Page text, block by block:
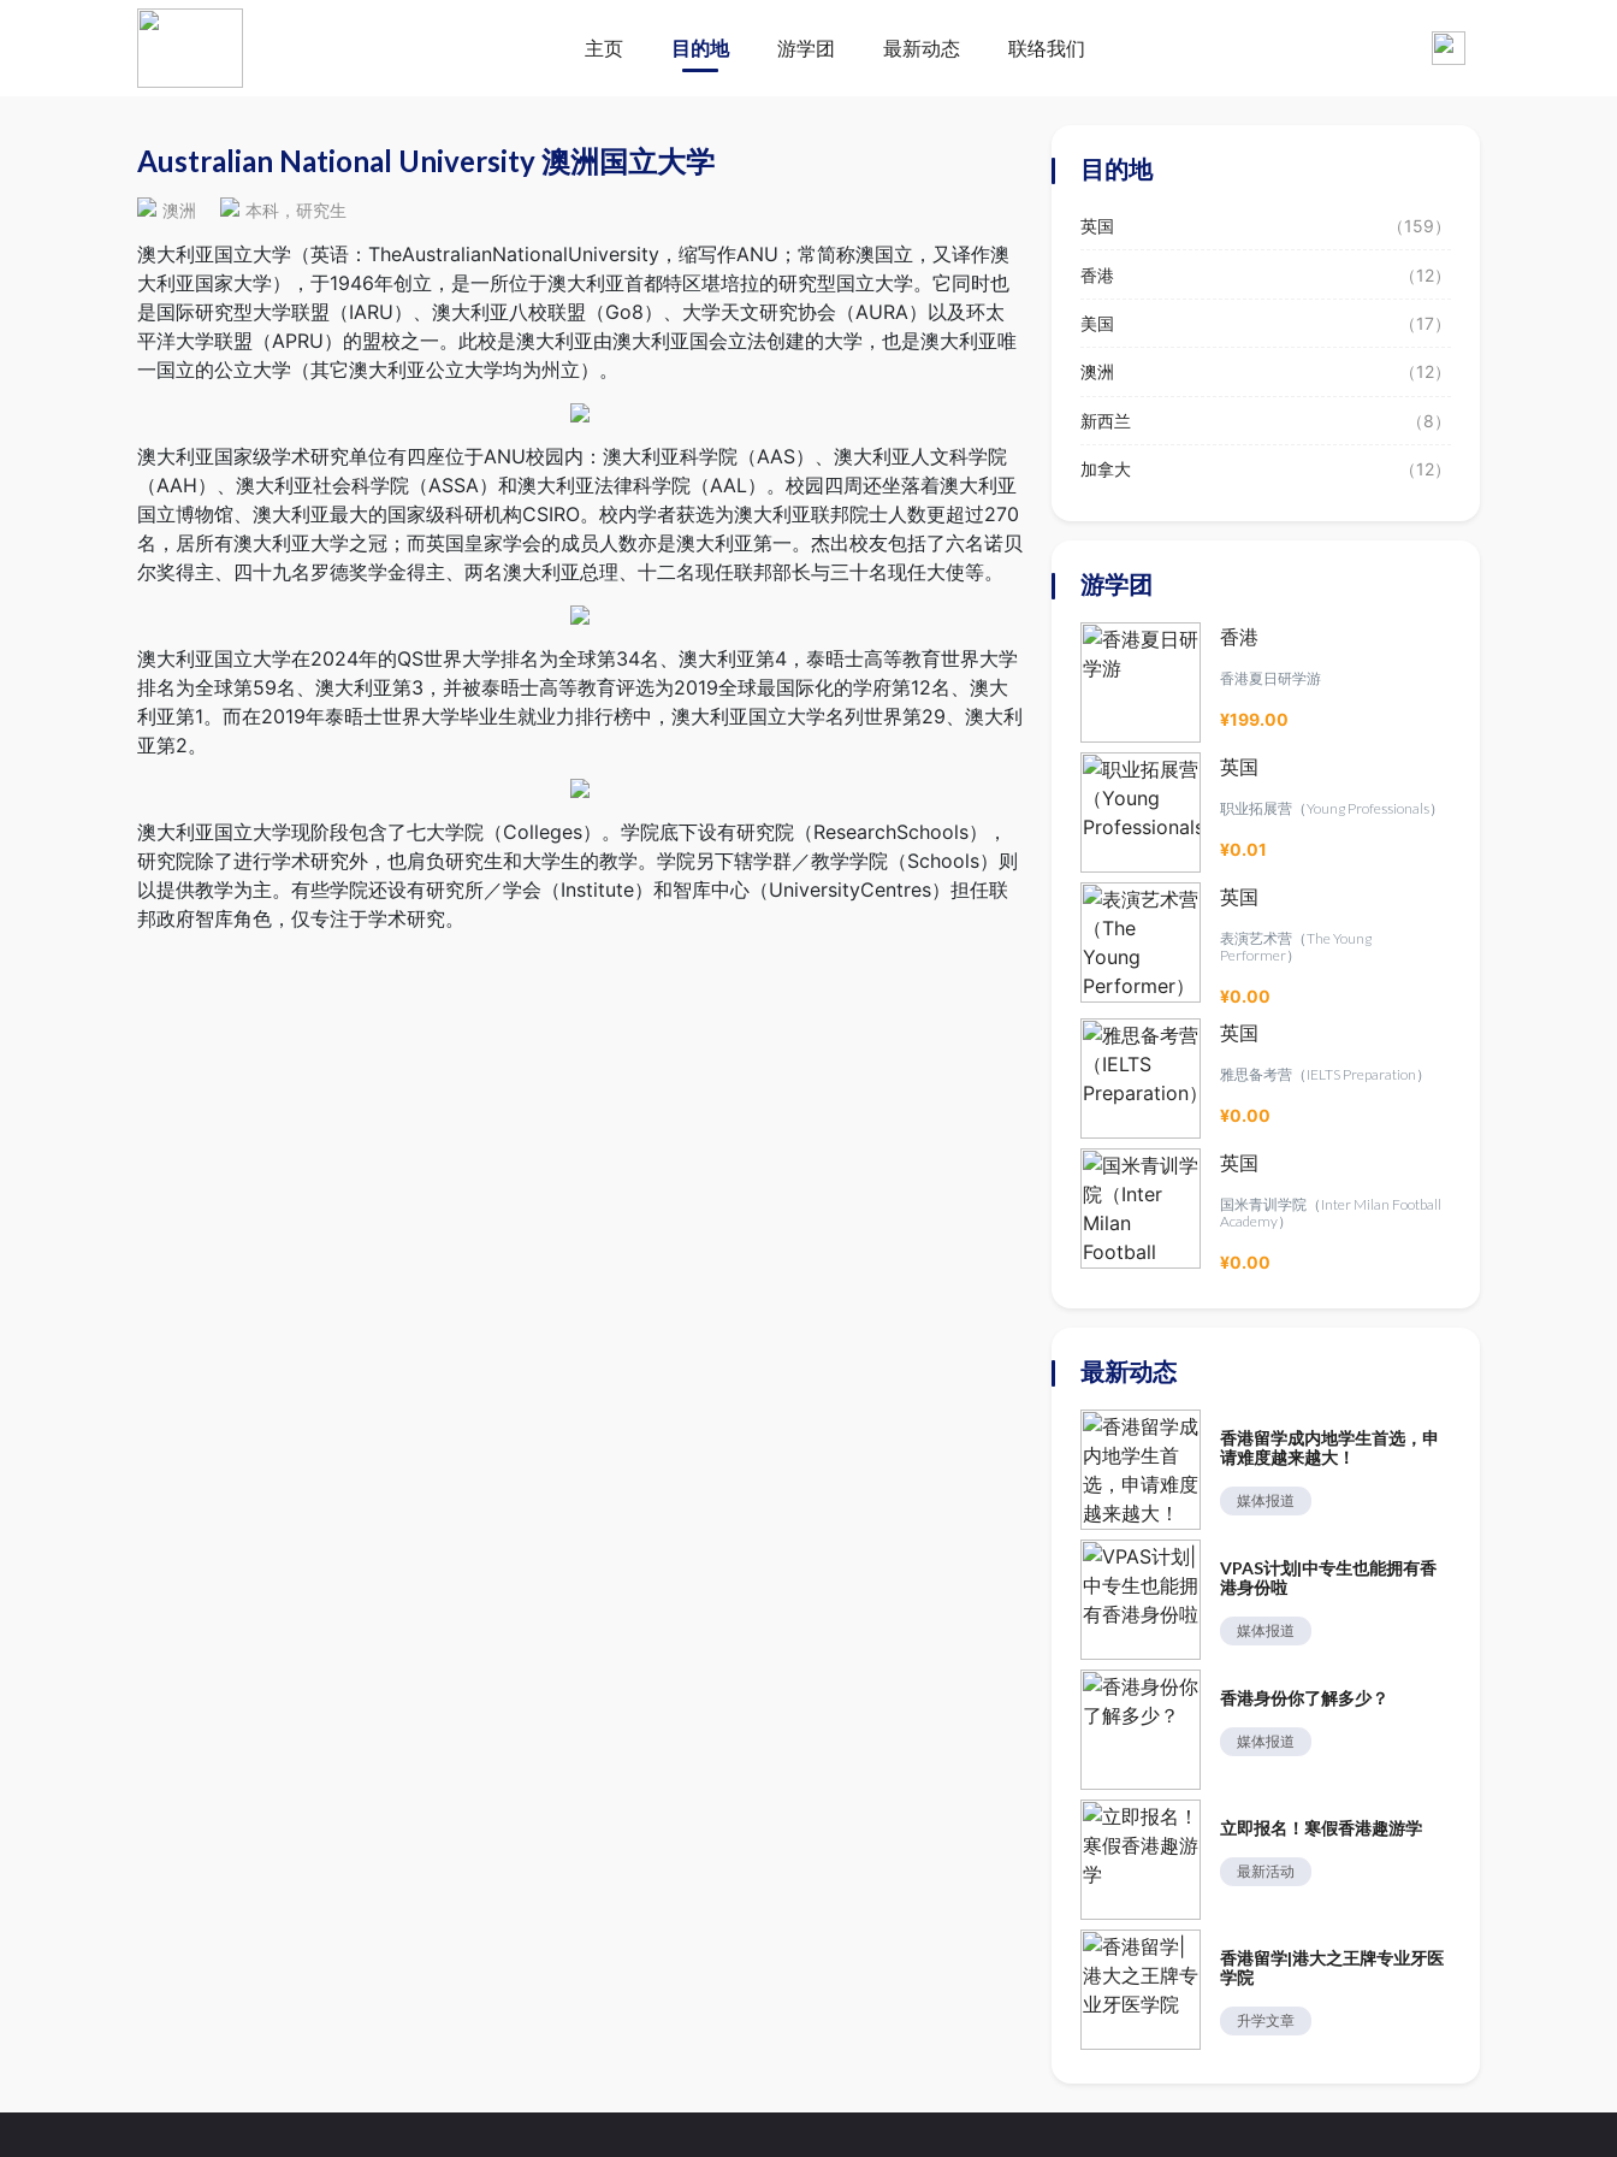
主页 目的地 游学团 最新动态 联络我们
Australian National University 澳洲国立大学
澳洲 本科，研究生
澳大利亚国立大学（英语：TheAustralianNationalUniversity，缩写作ANU；常简称澳国立，又译作澳
大利亚国家大学），于1946年创立，是一所位于澳大利亚首都特区堪培拉的研究型国立大学。它同时也
是国际研究型大学联盟（IARU）、澳大利亚八校联盟（Go8）、大学天文研究协会（AURA）以及环太
平洋大学联盟（APRU）的盟校之一。此校是澳大利亚由澳大利亚国会立法创建的大学，也是澳大利亚唯
一国立的公立大学（其它澳大利亚公立大学均为州立）。
澳大利亚国家级学术研究单位有四座位于ANU校园内：澳大利亚科学院（AAS）、澳大利亚人文科学院
（AAH）、澳大利亚社会科学院（ASSA）和澳大利亚法律科学院（AAL）。校园四周还坐落着澳大利亚
国立博物馆、澳大利亚最大的国家级科研机构CSIRO。校内学者获选为澳大利亚联邦院士人数更超过270
名，居所有澳大利亚大学之冠；而英国皇家学会的成员人数亦是澳大利亚第一。杰出校友包括了六名诺贝
尔奖得主、四十九名罗德奖学金得主、两名澳大利亚总理、十二名现任联邦部长与三十名现任大使等。
澳大利亚国立大学在2024年的QS世界大学排名为全球第34名、澳大利亚第4，泰晤士高等教育世界大学
排名为全球第59名、澳大利亚第3，并被泰晤士高等教育评选为2019全球最国际化的学府第12名、澳大
利亚第1。而在2019年泰晤士世界大学毕业生就业力排行榜中，澳大利亚国立大学名列世界第29、澳大利
亚第2。
澳大利亚国立大学现阶段包含了七大学院（Colleges）。学院底下设有研究院（ResearchSchools），
研究院除了进行学术研究外，也肩负研究生和大学生的教学。学院另下辖学群／教学学院（Schools）则
以提供教学为主。有些学院还设有研究所／学会（Institute）和智库中心（UniversityCentres）担任联
邦政府智库角色，仅专注于学术研究。
目的地
英国 （159）
香港 （12）
美国 （17）
澳洲 （12）
新西兰 （8）
加拿大 （12）
游学团
香港
香港夏日研学游
¥199.00
英国
职业拓展营（Young Professionals）
¥0.01
英国
表演艺术营（The Young
Performer）
¥0.00
英国
雅思备考营（IELTS Preparation）
¥0.00
英国
国米青训学院（Inter Milan Football
Academy）
¥0.00
最新动态
香港留学成内地学生首选，申
请难度越来越大！
媒体报道
VPAS计划|中专生也能拥有香
港身份啦
媒体报道
香港身份你了解多少？
媒体报道
立即报名！寒假香港趣游学
最新活动
香港留学|港大之王牌专业牙医
学院
升学文章